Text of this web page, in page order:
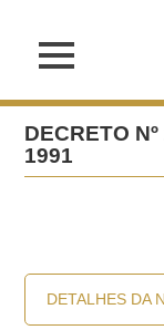
DECRETO
1991
DETALHES DA